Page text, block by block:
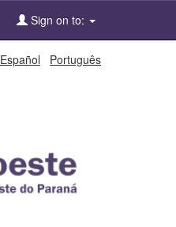
Sign on to:
Español Português